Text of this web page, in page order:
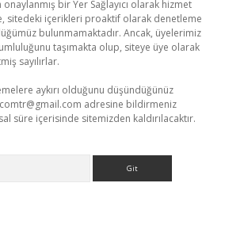
bir Yer Sağlayıcı olarak hizmet
sitedeki içerikleri proaktif olarak denetleme
bulunmamaktadır. Ancak, üyelerimiz
taşımakta olup, siteye üye olarak
sayılırlar.
aykırı olduğunu düşündüğünüz
adresine bildirmeniz
süre içerisinde sitemizden kaldırılacaktır.